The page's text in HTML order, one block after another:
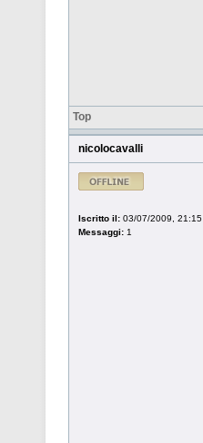
Top
nicolocavalli
Iscritto il: 03/07/2009, 21:15
Messaggi: 1